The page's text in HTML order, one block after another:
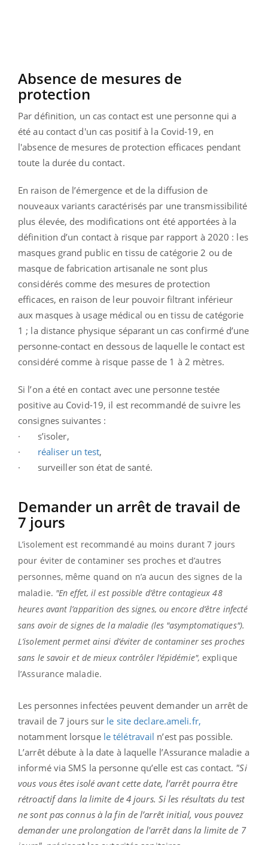
Absence de mesures de
protection
Par définition, un cas contact est une personne qui a
été au contact d'un cas positif à la Covid-19, en
l'absence de mesures de protection efficaces pendant
toute la durée du contact.
En raison de l’émergence et de la diffusion de
nouveaux variants caractérisés par une transmissibilité
plus élevée, des modifications ont été apportées à la
définition d’un contact à risque par rapport à 2020 : les
masques grand public en tissu de catégorie 2 ou de
masque de fabrication artisanale ne sont plus
considérés comme des mesures de protection
efficaces, en raison de leur pouvoir filtrant inférieur
aux masques à usage médical ou en tissu de catégorie
1 ; la distance physique séparant un cas confirmé d’une
personne-contact en dessous de laquelle le contact est
considéré comme à risque passe de 1 à 2 mètres.
Si l’on a été en contact avec une personne testée
positive au Covid-19, il est recommandé de suivre les
consignes suivantes :
· s’isoler,
· réaliser un test,
· surveiller son état de santé.
Demander un arrêt de travail de
7 jours
L’isolement est recommandé au moins durant 7 jours
pour éviter de contaminer ses proches et d’autres
personnes, même quand on n’a aucun des signes de la
maladie. "En effet, il est possible d’être contagieux 48
heures avant l’apparition des signes, ou encore d’être infecté
sans avoir de signes de la maladie (les "asymptomatiques").
L’isolement permet ainsi d’éviter de contaminer ses proches
sans le savoir et de mieux contrôler l’épidémie", explique
l’Assurance maladie.
Les personnes infectées peuvent demander un arrêt de
travail de 7 jours sur le site declare.ameli.fr,
notamment lorsque le télétravail n’est pas possible.
L’arrêt débute à la date à laquelle l’Assurance maladie a
informé via SMS la personne qu’elle est cas contact. "Si
vous vous êtes isolé avant cette date, l’arrêt pourra être
rétroactif dans la limite de 4 jours. Si les résultats du test
ne sont pas connus à la fin de l’arrêt initial, vous pouvez
demander une prolongation de l'arrêt dans la limite de 7